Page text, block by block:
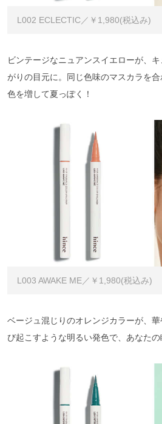
L002 ECLECTIC／￥1,980(税込み)
ビンテージなニュアンスイエローが、
がりの目元に。同じ色味のマスカラを
色を増して夏っぽく！
L003 AWAKE ME／￥1,980(税込み)
ベージュ混じりのオレンジカラーが、
び起こすような明るい発色で、あなたの